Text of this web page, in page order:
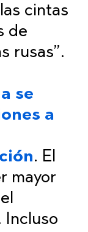
cintas
de
rusas”.
se
a
. El
mayor
Incluso